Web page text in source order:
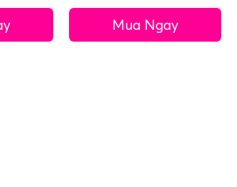
Mua Ngay